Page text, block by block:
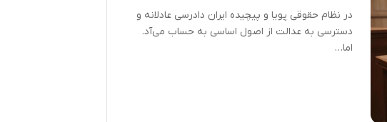
در نظام حقوقی پویا و پیچیده ایران دادرسی عادلانه و
دسترسی به عدالت از اصول اساسی به حساب می‌آد.
اما…